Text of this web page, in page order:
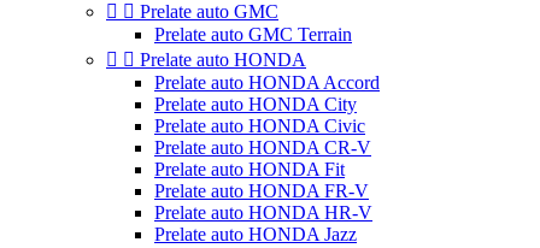
  Prelate auto GMC
Prelate auto GMC Terrain
  Prelate auto HONDA
Prelate auto HONDA Accord
Prelate auto HONDA City
Prelate auto HONDA Civic
Prelate auto HONDA CR-V
Prelate auto HONDA Fit
Prelate auto HONDA FR-V
Prelate auto HONDA HR-V
Prelate auto HONDA Jazz